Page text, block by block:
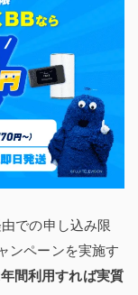
での申し込み限
ンペーンを実施す
間利用すれば実質